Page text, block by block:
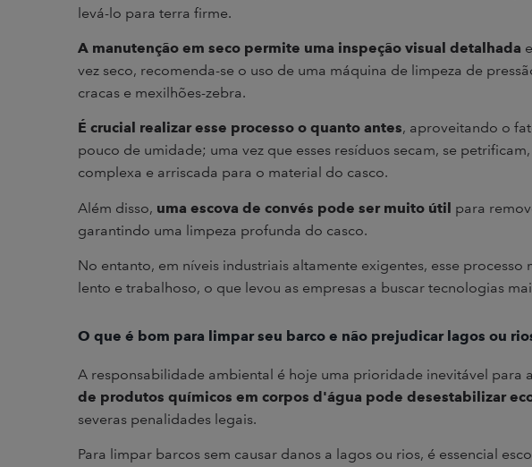
levá-lo para terra firme.
A manutenção em seco permite uma inspeção visual detalhada
vez seco, recomenda-se o uso de uma máquina de limpeza de
cracas e mexilhões-zebra.
É crucial realizar esse processo o quanto antes, aproveitando o
pouco de umidade; uma vez que esses resíduos secam, se
complexa e arriscada para o material do casco.
Além disso, uma escova de convés pode ser muito útil para
garantindo uma limpeza profunda do casco.
No entanto, em níveis industriais altamente exigentes, esse
lento e trabalhoso, o que levou as empresas a buscar tecnologias
O que é bom para limpar seu barco e não prejudicar lagos ou
A responsabilidade ambiental é hoje uma prioridade inevitável para
de produtos químicos em corpos d'água pode desestabilizar
severas penalidades legais.
Para limpar barcos sem causar danos a lagos ou rios, é essencial